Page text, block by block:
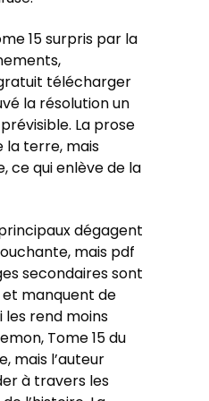
15 surpris par la
télécharger
la résolution un
La prose
la terre, mais
ce qui enlève de la
dégagent
mais pdf
secondaires sont
manquent de
les rend moins
Tome 15 du
mais l’auteur
à travers les